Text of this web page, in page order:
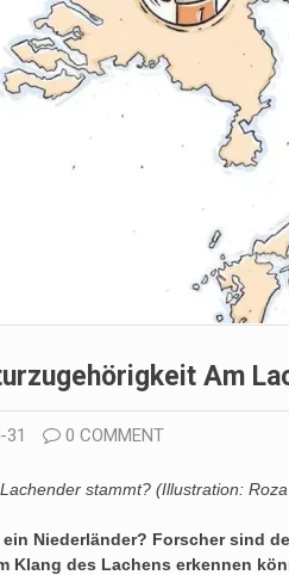
Am
31 0 COMMENT
stammt? (Illustration:
Niederländer? Forscher sind
Klang des Lachens erkennen